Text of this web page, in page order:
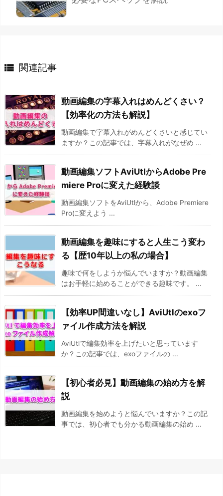
 関連記事
動画編集の字幕入れはめんどくさい？
【効率化の方法も解説】
動画編集で字幕入れがめんどくさいと感じてい
ますか？この記事では、字幕入れがなぜめ ...
動画編集ソフトAviUtlからAdobe Pre
miere Proに変えた経験談
動画編集ソフトをAviUtlから、Adobe Premiere
Proに変えよう ...
動画編集を趣味にすると人生こう変わ
る【歴10年以上の私の場合】
趣味で何をしようか悩んでいますか？動画編集
はお手軽に始めることができる趣味です。 ...
【効率UP間違いなし】AviUtlのexoフ
ァイル作成方法を解説
AviUtlで編集効率を上げたいと思っています
か？この記事では、exoファイルの ...
【初心者必見】動画編集の始め方を解
説
動画編集を始めようと悩んでいますか？この記
事では、初心者でも分かる動画編集の始め ...